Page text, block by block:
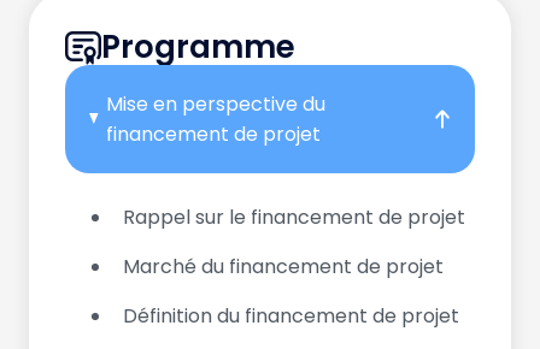
Programme
Mise en perspective du
financement de projet
Rappel sur le financement de projet
Marché du financement de projet
Définition du financement de projet